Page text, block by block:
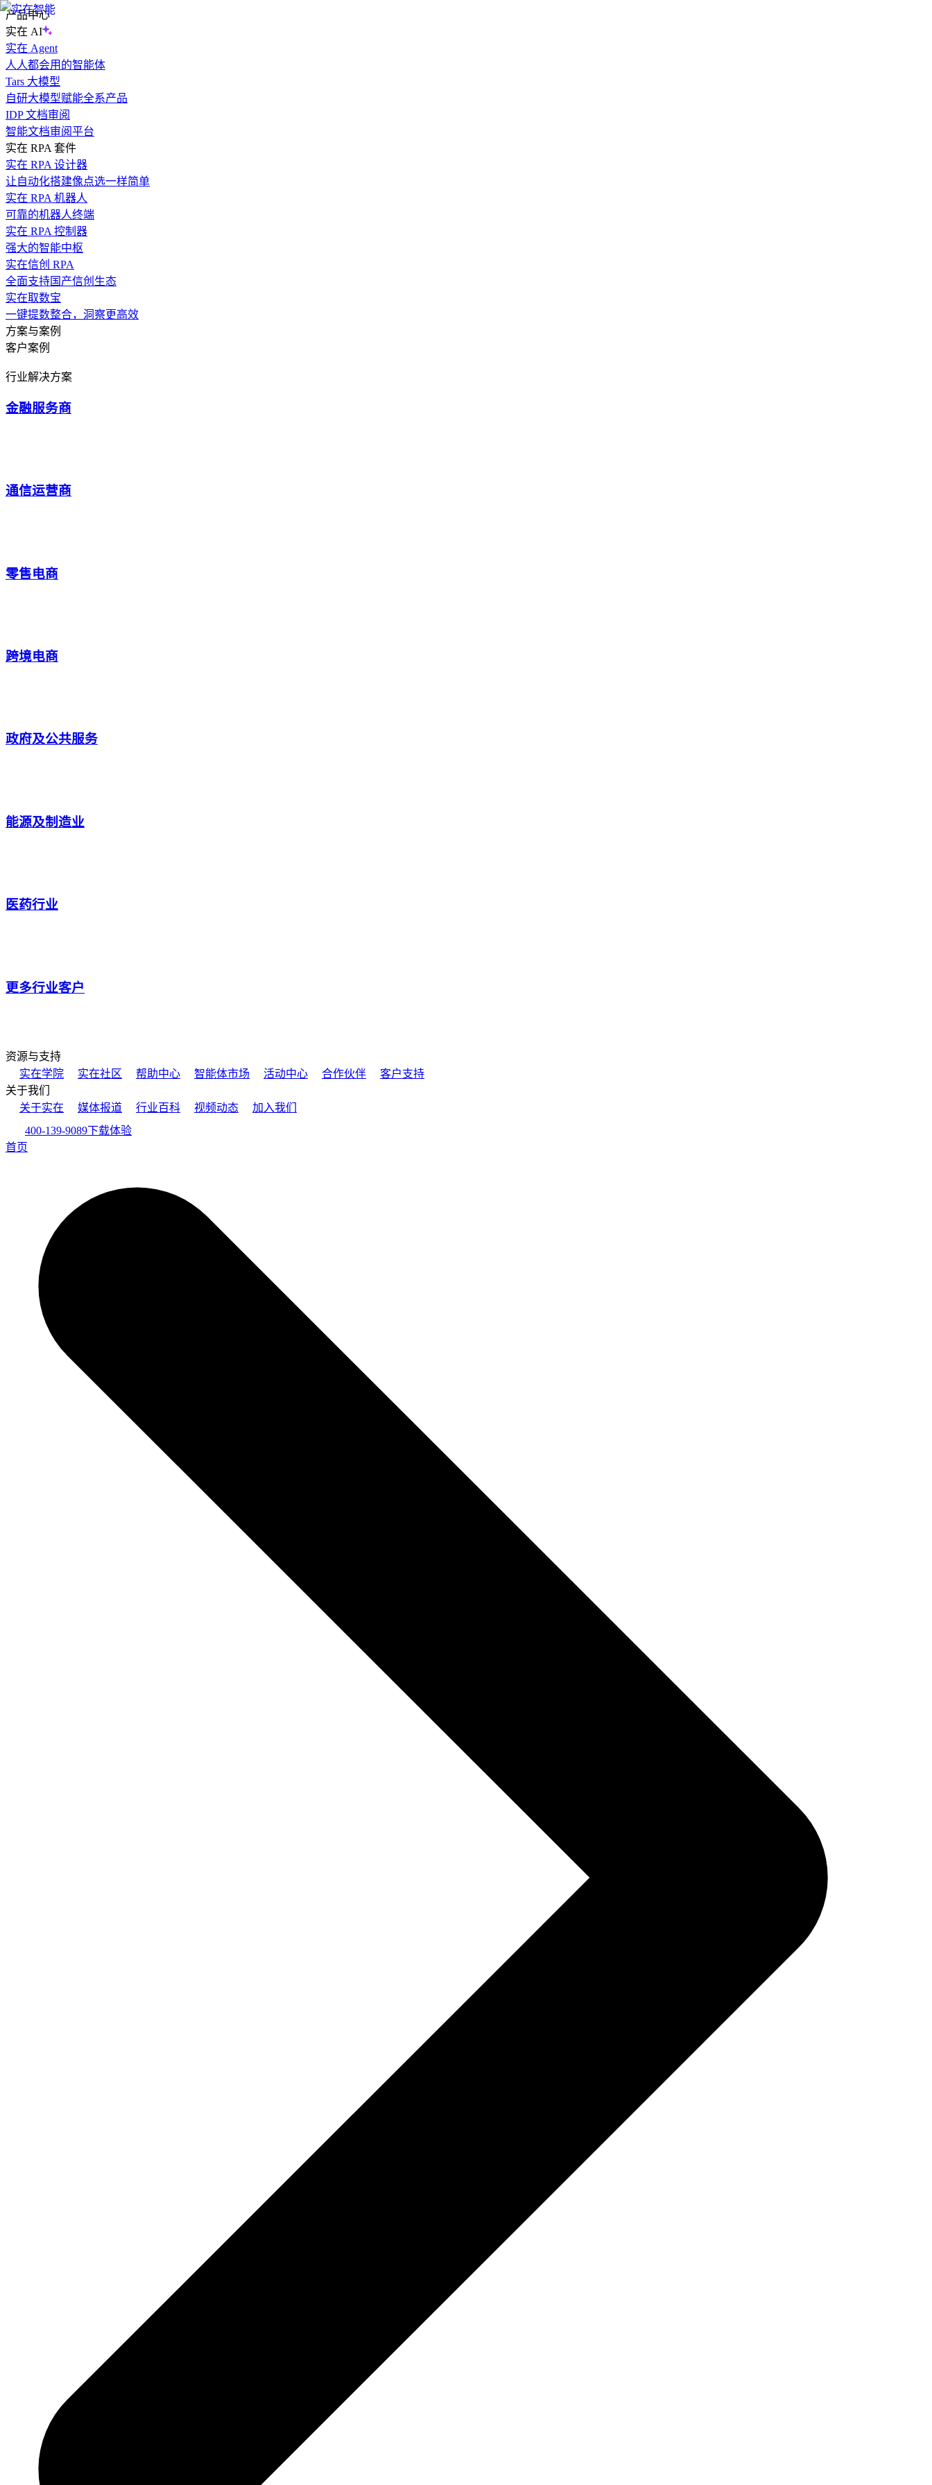
产品中心
实在 AI
实在 Agent
人人都会用的智能体
Tars 大模型
自研大模型赋能全系产品
IDP 文档审阅
智能文档审阅平台
实在 RPA 套件
实在 RPA 设计器
让自动化搭建像点选一样简单
实在 RPA 机器人
可靠的机器人终端
实在 RPA 控制器
强大的智能中枢
实在信创 RPA
全面支持国产信创生态
实在取数宝
一键提数整合，洞察更高效
方案与案例
客户案例
行业解决方案
金融服务商
通信运营商
零售电商
跨境电商
政府及公共服务
能源及制造业
医药行业
更多行业客户
资源与支持
实在学院
实在社区 帮助中心 智能体市场 活动中心 合作伙伴
客户支持
关于我们
关于实在
媒体报道 行业百科 视频动态
加入我们
400-139-9089下载体验
首页